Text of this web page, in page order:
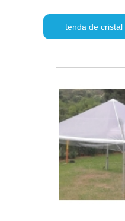
tenda de